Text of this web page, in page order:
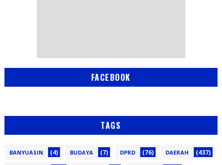
FACEBOOK
TAGS
BANYUASIN (4) BUDAYA (7) DPRD (76) DAERAH (437)